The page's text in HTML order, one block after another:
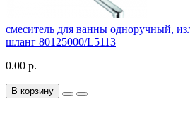
смеситель для ванны одноручный,
шланг 80125000/L5113
0.00 р.
В корзину